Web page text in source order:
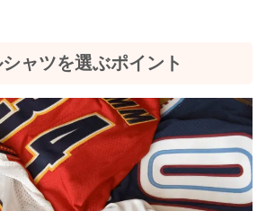
ャツを選ぶポイント